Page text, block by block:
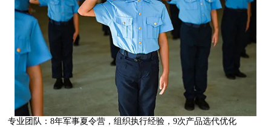
专业团队：8年军事夏令营，组织执行经验，9次产品选代优化